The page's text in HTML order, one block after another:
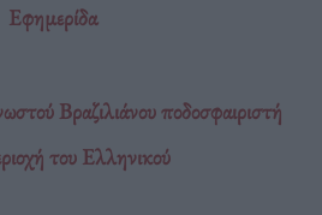
Εφημερίδα
Βραζιλιάνου ποδοσφαιριστή
του Ελληνικού